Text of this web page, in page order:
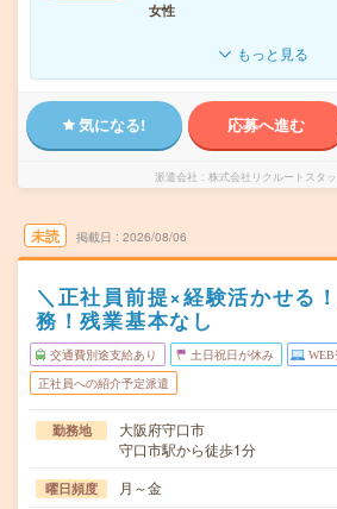
女性
もっと見る
気になる! 応募へ進む
派遣会社 株式会社リクルートスタ
未読 掲載日 2026/08/06
＼正社員前提×経験活かせる
務！残業基本なし
交通費別途支給あり 土日祝日が休み WEB
正社員への紹介予定派遣
勤務地
大阪府守口市
守口市駅から徒歩1分
曜日頻度 月～金